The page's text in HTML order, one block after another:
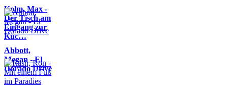
Kolm, Max -
Der Tisch am
Eingang zur
Küc…
Abbott,
Megan - El
Dorado Drive